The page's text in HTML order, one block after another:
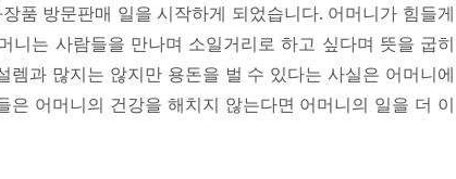
품 방문판매 일을 시작하게 되었습니다. 어머니가 힘들게
니는 사람들을 만나며 소일거리로 하고 싶다며 뜻을 굽히
렘과 많지는 않지만 용돈을 벌 수 있다는 사실은 어머니에
은 어머니의 건강을 해치지 않는다면 어머니의 일을 더 이